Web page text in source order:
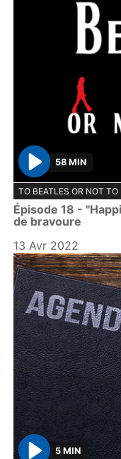
P
l
a
y
58 MIN
TO BEATLES OR NOT TO
Épisode 18 -
de bravoure
13 Avr 2022
5 MIN